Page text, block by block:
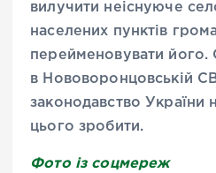
вилучити неіснуюче
населених пунктів
перейменовувати його.
в Нововоронцовській
законодавство України
цього зробити.
Фото із соцмереж